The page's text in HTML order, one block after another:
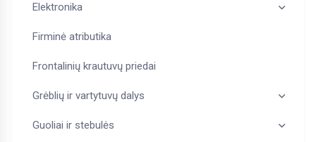
Elektronika
Firminė atributika
Frontalinių krautuvų priedai
Grėblių ir vartytuvų dalys
Guoliai ir stebulės